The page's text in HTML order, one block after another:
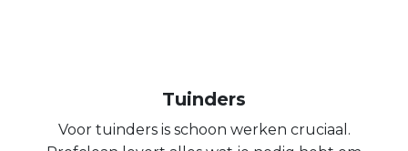
Tuinders
Voor tuinders is schoon werken cruciaal.